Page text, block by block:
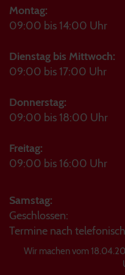
Montag:
09:00 bis 14:00 Uhr
Dienstag bis Mittwoch:
09:00 bis 17:00 Uhr
Donnerstag:
09:00 bis 18:00 Uhr
Freitag:
09:00 bis 16:00 Uhr
Samstag:
Geschlossen:
Termine nach
Wir machen vom